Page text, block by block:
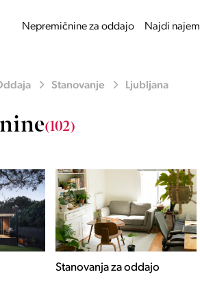
Nepremičnine za oddajo Najdi
Stanovanje Ljubljana
(102)
oddajo
Poslovni prostori za